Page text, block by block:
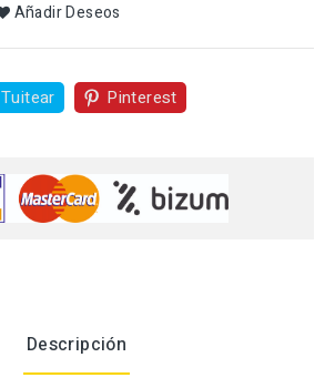
Añadir Deseos
Tuitear Pinterest
Descripción